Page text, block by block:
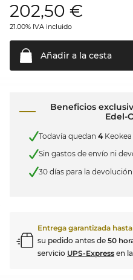
202,50 €
21.00% IVA incluido
Añadir a la cesta
Beneficios
Edel-
Todavía quedan 4Keokea
Sin gastos de envío ni
30 días para la devolución
Entrega garantizada hasta
su pedido antes de 50
servicio UPS-Express en